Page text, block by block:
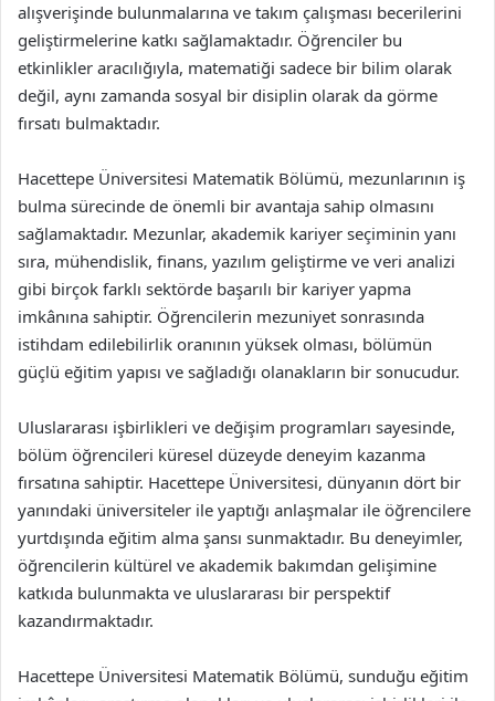
alışverişinde bulunmalarına ve takım çalışması becerilerini
geliştirmelerine katkı sağlamaktadır. Öğrenciler bu
etkinlikler aracılığıyla, matematiği sadece bir bilim olarak
değil, aynı zamanda sosyal bir disiplin olarak da görme
fırsatı bulmaktadır.
Hacettepe Üniversitesi Matematik Bölümü, mezunlarının iş
bulma sürecinde de önemli bir avantaja sahip olmasını
sağlamaktadır. Mezunlar, akademik kariyer seçiminin yanı
sıra, mühendislik, finans, yazılım geliştirme ve veri analizi
gibi birçok farklı sektörde başarılı bir kariyer yapma
imkânına sahiptir. Öğrencilerin mezuniyet sonrasında
istihdam edilebilirlik oranının yüksek olması, bölümün
güçlü eğitim yapısı ve sağladığı olanakların bir sonucudur.
Uluslararası işbirlikleri ve değişim programları sayesinde,
bölüm öğrencileri küresel düzeyde deneyim kazanma
fırsatına sahiptir. Hacettepe Üniversitesi, dünyanın dört bir
yanındaki üniversiteler ile yaptığı anlaşmalar ile öğrencilere
yurtdışında eğitim alma şansı sunmaktadır. Bu deneyimler,
öğrencilerin kültürel ve akademik bakımdan gelişimine
katkıda bulunmakta ve uluslararası bir perspektif
kazandırmaktadır.
Hacettepe Üniversitesi Matematik Bölümü, sunduğu eğitim